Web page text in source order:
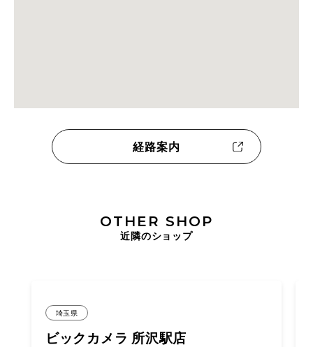
経路案内
OTHER SHOP
近隣のショップ
カメラ 所沢駅店